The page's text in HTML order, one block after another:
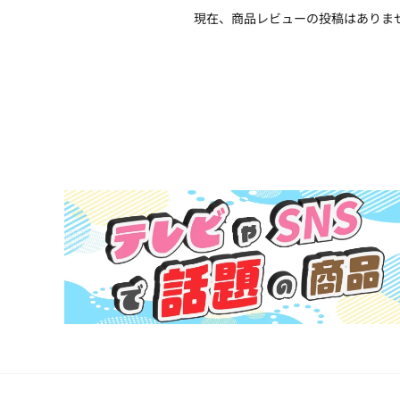
現在、商品レビューの投稿はありま